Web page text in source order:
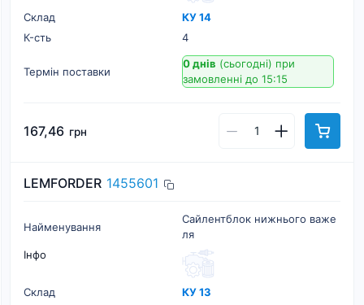
Склад
КУ 14
К-cть
4
Термін поставки
0 днів (сьогодні) при
замовленні до 15:15
167,46 грн
LEMFORDER 1455601
Найменування
Сайлентблок нижнього важе
ля
Інфо
Склад
КУ 13